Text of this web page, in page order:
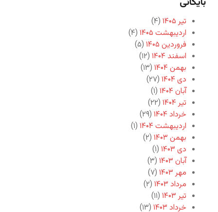
تیر ۱۴۰۵
(۴)
اردیبهشت ۱۴۰۵
(۴)
فروردین ۱۴۰۵
(۵)
اسفند ۱۴۰۴
(۱۲)
بهمن ۱۴۰۴
(۱۳)
دی ۱۴۰۴
(۲۷)
آبان ۱۴۰۴
(۱)
تیر ۱۴۰۴
(۲۲)
خرداد ۱۴۰۴
(۲۹)
اردیبهشت ۱۴۰۴
(۱)
بهمن ۱۴۰۳
(۲)
دی ۱۴۰۳
(۱)
آبان ۱۴۰۳
(۳)
مهر ۱۴۰۳
(۷)
مرداد ۱۴۰۳
(۲)
تیر ۱۴۰۳
(۱۱)
خرداد ۱۴۰۳
(۱۳)